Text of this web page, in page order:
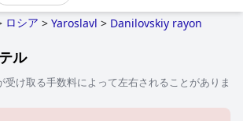
ロシア > Yaroslavl > Danilovskiy rayon
ル
受け取る手数料によって左右されることがありま